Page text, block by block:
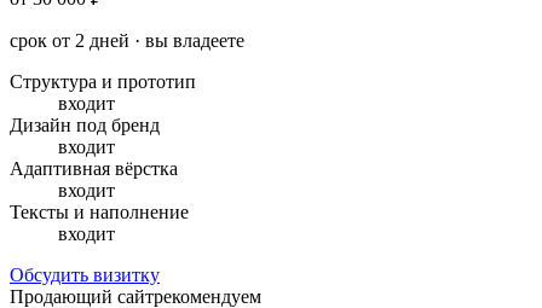
срок от 2 дней · вы владеете
Структура и прототип
входит
Дизайн под бренд
входит
Адаптивная вёрстка
входит
Тексты и наполнение
входит
Обсудить визитку
Продающий сайтрекомендуем